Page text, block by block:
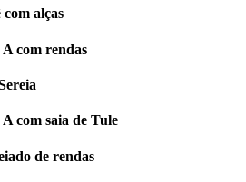
alças
com rendas
com saia de Tule
de rendas